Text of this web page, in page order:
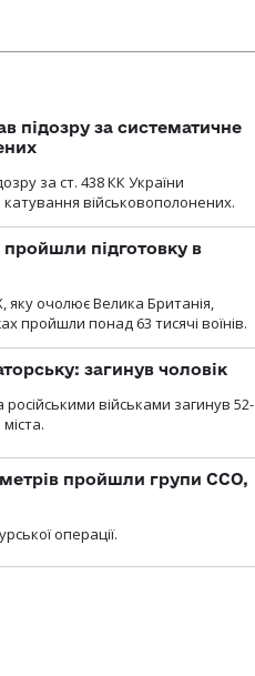
підозру за систематичне
за ст. 438 КК України
катування військовополонених.
пройшли підготовку в
яку очолює Велика Британія,
пройшли понад 63 тисячі воїнів.
загинув чоловік
військами загинув 52-
пройшли групи ССО,
операції.